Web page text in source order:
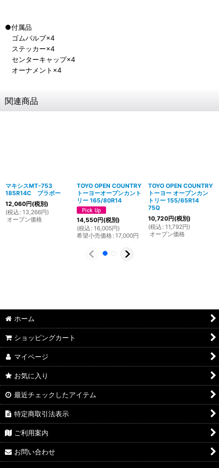
●付属品
ゴムバルブ×4
ステッカー×4
センターキャップ×4
オーナメント×4
関連商品
マキシスMT-753
185R14C ブラボー
12,060円(税別)
(税込 : 13,266円)
オープン価格
TOYO OPEN COUNTRY
トーヨーオープンカント
リー 165/80R14
14,550円(税別)
(税込 : 16,005円)
希望小売価格: 17,000円
TOYO OPEN COUNTRY
トーヨー オープンカン
トリー 155/65R14
75Q
10,720円(税別)
(税込 : 11,792円)
オープン価格
ホーム
ショッピングカート
マイページ
お気に入り
最近チェックしたアイテム
特定商取引法表示
ご利用案内
お問い合わせ